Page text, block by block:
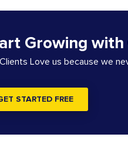
Growing with
Love us because we
STARTED FREE